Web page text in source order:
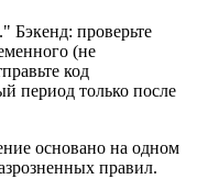
Бэкенд: проверьте
(не
код
период только после
основано на одном
правил.